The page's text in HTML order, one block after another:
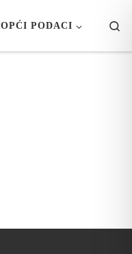
OPĆI PODACI